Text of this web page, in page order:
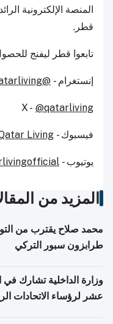
المنصة الإلكترونية
قطر.
تابعوا قطر ليفنج
إنستغرام - @qatarliving
X - @qatarliving
فيسبوك - Living
يوتيوب -
المزيد من
محمد صلاح يقترب من
طرابزون سبور التركي
وزارة الداخلية تشارك في
عشر لرؤساء الاتحادات